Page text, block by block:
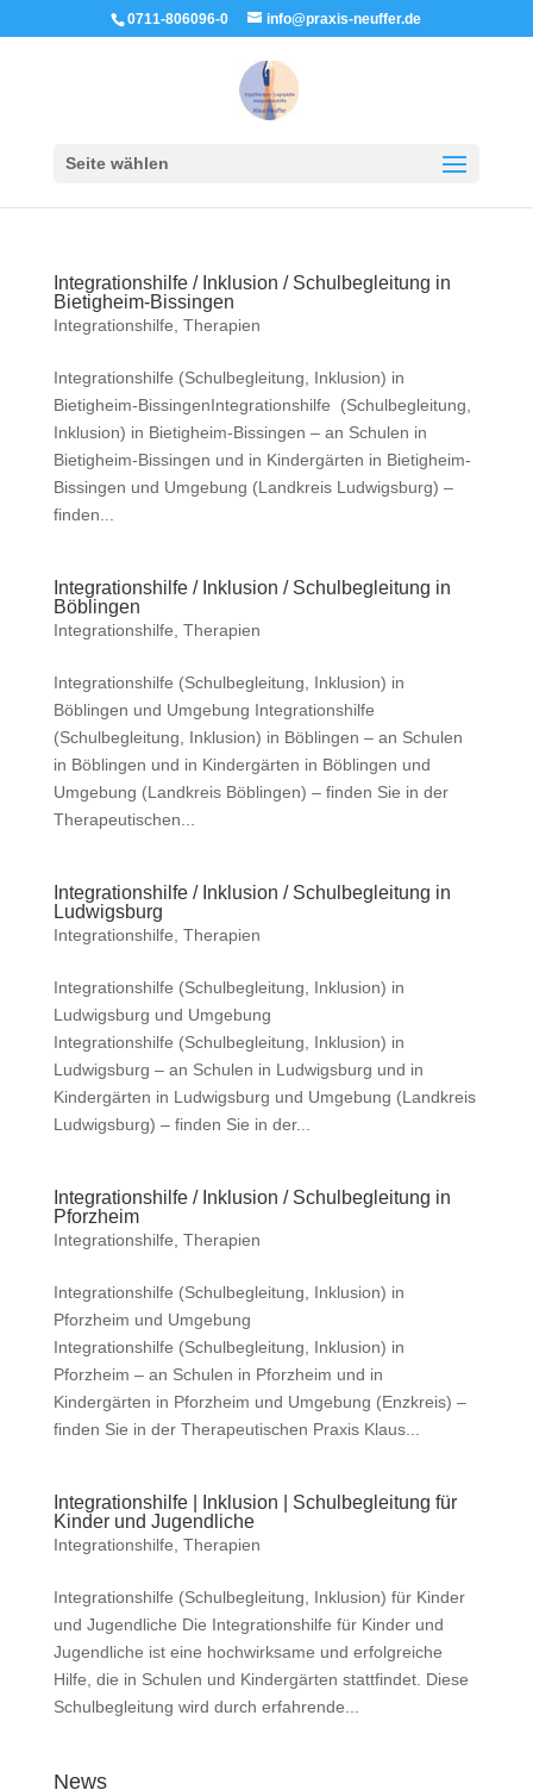
0711-806096-0 info@praxis-neuffer.de
Seite wählen
Integrationshilfe / Inklusion / Schulbegleitung in
Bietigheim-Bissingen
Integrationshilfe Therapien
Integrationshilfe (Schulbegleitung, Inklusion) in
Bietigheim-BissingenIntegrationshilfe (Schulbegleitung,
Inklusion) in Bietigheim-Bissingen – an Schulen in
Bietigheim-Bissingen und in Kindergärten in Bietigheim-
Bissingen und Umgebung (Landkreis Ludwigsburg) –
finden...
Integrationshilfe / Inklusion / Schulbegleitung in
Böblingen
Integrationshilfe Therapien
Integrationshilfe (Schulbegleitung, Inklusion) in
Böblingen und Umgebung Integrationshilfe
(Schulbegleitung, Inklusion) in Böblingen – an Schulen
in Böblingen und in Kindergärten in Böblingen und
Umgebung (Landkreis Böblingen) – finden Sie in der
Therapeutischen...
Integrationshilfe / Inklusion / Schulbegleitung in
Ludwigsburg
Integrationshilfe Therapien
Integrationshilfe (Schulbegleitung, Inklusion) in
Ludwigsburg und Umgebung
Integrationshilfe (Schulbegleitung, Inklusion) in
Ludwigsburg – an Schulen in Ludwigsburg und in
Kindergärten in Ludwigsburg und Umgebung (Landkreis
Ludwigsburg) – finden Sie in der...
Integrationshilfe / Inklusion / Schulbegleitung in
Pforzheim
Integrationshilfe Therapien
Integrationshilfe (Schulbegleitung, Inklusion) in
Pforzheim und Umgebung
Integrationshilfe (Schulbegleitung, Inklusion) in
Pforzheim – an Schulen in Pforzheim und in
Kindergärten in Pforzheim und Umgebung (Enzkreis) –
finden Sie in der Therapeutischen Praxis Klaus...
Integrationshilfe | Inklusion | Schulbegleitung für
Kinder und Jugendliche
Integrationshilfe Therapien
Integrationshilfe (Schulbegleitung, Inklusion) für Kinder
und Jugendliche Die Integrationshilfe für Kinder und
Jugendliche ist eine hochwirksame und erfolgreiche
Hilfe, die in Schulen und Kindergärten stattfindet. Diese
Schulbegleitung wird durch erfahrende...
News